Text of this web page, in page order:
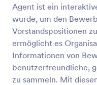
Agent ist ein
wurde, um den
Vorstandspositionen
ermöglicht es
Informationen von
benutzerfreundliche,
zu sammeln. Mit